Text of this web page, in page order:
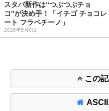
スタバ新作は“つぶつぶチョ
コ”が決め手！「イチゴ チョコレ
ート フラペチーノ」
2026年5月8日
この